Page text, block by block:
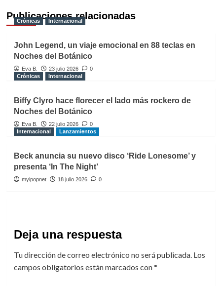
Publicaciones relacionadas
Crónicas Internacional
John Legend, un viaje emocional en 88 teclas en
Noches del Botánico
Eva B. 23 julio 2026
0
Crónicas
Internacional
Biffy Clyro hace florecer el lado más rockero de
Noches del Botánico
Eva B. 22 julio 2026
0
Internacional
Lanzamientos
Beck anuncia su nuevo disco ‘Ride Lonesome’ y
presenta ‘In The Night’
myipopnet 18 julio 2026 0
Deja una respuesta
Tu dirección de correo electrónico no será publicada. Los
campos obligatorios están marcados con*